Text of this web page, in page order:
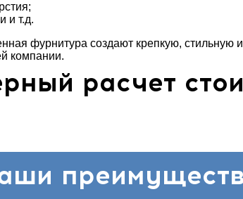
и т.д.
фурнитура создают крепкую,
компании.
расчет